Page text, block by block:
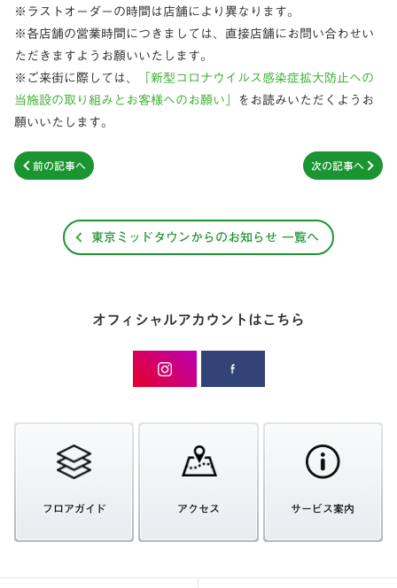
※ラストオーダーの時間は店舗により異なります。
※各店舗の営業時間につきましては、直接店舗にお問い合わせい
ただきますようお願いいたします。
※ご来街に際しては、
「新型コロナウイルス感染症拡大防止への
当施設の取り組みとお客様へのお願い」
をお読みいただくようお
願いいたします。
次の記事へ
前の記事へ
東京ミッドタウンからのお知らせ 一覧へ
オフィシャルアカウントはこちら
フロアガイド アクセス サービス案内